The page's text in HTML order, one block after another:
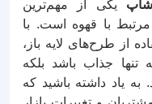
یکی از مهم‌ترین
با قهوه است. با
از طرح‌های لایه باز،
تنها جذاب باشد بلکه
به یاد داشته باشید که